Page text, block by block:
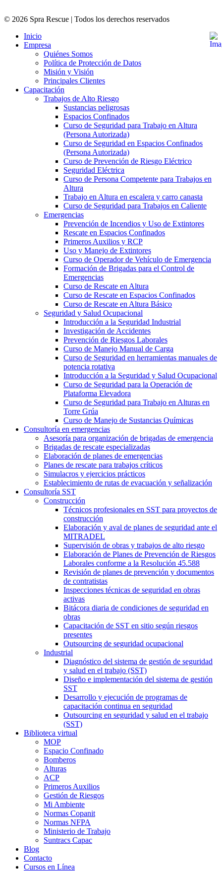
© 2026 Spra Rescue | Todos los derechos reservados
Inicio
Empresa
Quiénes Somos
Política de Protección de Datos
Misión y Visión
Principales Clientes
Capacitación
Trabajos de Alto Riesgo
Sustancias peligrosas
Espacios Confinados
Curso de Seguridad para Trabajo en Altura
(Persona Autorizada)
Curso de Seguridad en Espacios Confinados
(Persona Autorizada)
Curso de Prevención de Riesgo Eléctrico
Seguridad Eléctrica
Curso de Persona Competente para Trabajos en
Altura
Trabajo en Altura en escalera y carro canasta
Curso de Seguridad para Trabajos en Caliente
Emergencias
Prevención de Incendios y Uso de Extintores
Rescate en Espacios Confinados
Primeros Auxilios y RCP
Uso y Manejo de Extintores
Curso de Operador de Vehículo de Emergencia
Formación de Brigadas para el Control de
Emergencias
Curso de Rescate en Altura
Curso de Rescate en Espacios Confinados
Curso de Rescate en Altura Básico
Seguridad y Salud Ocupacional
Introducción a la Seguridad Industrial
Investigación de Accidentes
Prevención de Riesgos Laborales
Curso de Manejo Manual de Carga
Curso de Seguridad en herramientas manuales de
potencia rotativa
Introducción a la Seguridad y Salud Ocupacional
Curso de Seguridad para la Operación de
Plataforma Elevadora
Curso de Seguridad para Trabajo en Alturas en
Torre Grúa
Curso de Manejo de Sustancias Químicas
Consultoría en emergencias
Asesoría para organización de brigadas de emergencia
Brigadas de rescate especializadas
Elaboración de planes de emergencias
Planes de rescate para trabajos críticos
Simulacros y ejercicios prácticos
Establecimiento de rutas de evacuación y señalización
Consultoría SST
Construcción
Técnicos profesionales en SST para proyectos de
construcción
Elaboración y aval de planes de seguridad ante el
MITRADEL
Supervisión de obras y trabajos de alto riesgo
Elaboración de Planes de Prevención de Riesgos
Laborales conforme a la Resolución 45.588
Revisión de planes de prevención y documentos
de contratistas
Inspecciones técnicas de seguridad en obras
activas
Bitácora diaria de condiciones de seguridad en
obras
Capacitación de SST en sitio según riesgos
presentes
Outsourcing de seguridad ocupacional
Industrial
Diagnóstico del sistema de gestión de seguridad
y salud en el trabajo (SST)
Diseño e implementación del sistema de gestión
SST
Desarrollo y ejecución de programas de
capacitación continua en seguridad
Outsourcing en seguridad y salud en el trabajo
(SST)
Biblioteca virtual
MOP
Espacio Confinado
Bomberos
Alturas
ACP
Primeros Auxilios
Gestión de Riesgos
Mi Ambiente
Normas Copanit
Normas NFPA
Ministerio de Trabajo
Suntracs Capac
Blog
Contacto
Cursos en Línea